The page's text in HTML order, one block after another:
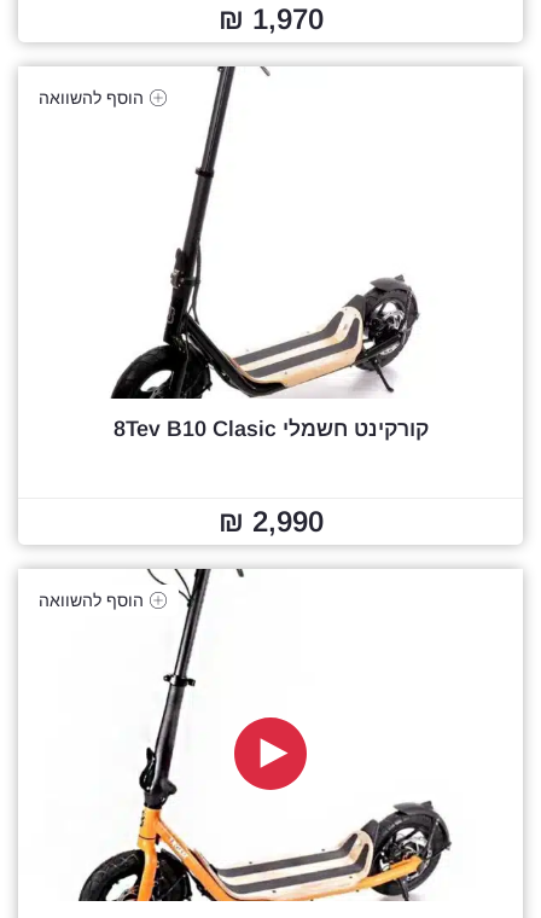
1,970 ₪
הוסף להשוואה
קורקינט חשמלי 8Tev B10 Clasic
2,990 ₪
הוסף להשוואה